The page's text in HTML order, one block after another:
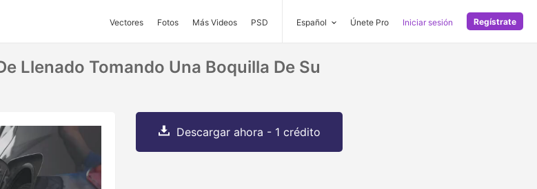
Vectores Fotos Más Videos PSD Español Únete Pro Iniciar sesión Regístrate
Llenado Tomando Una Boquilla De Su
Descargar ahora - 1 crédito